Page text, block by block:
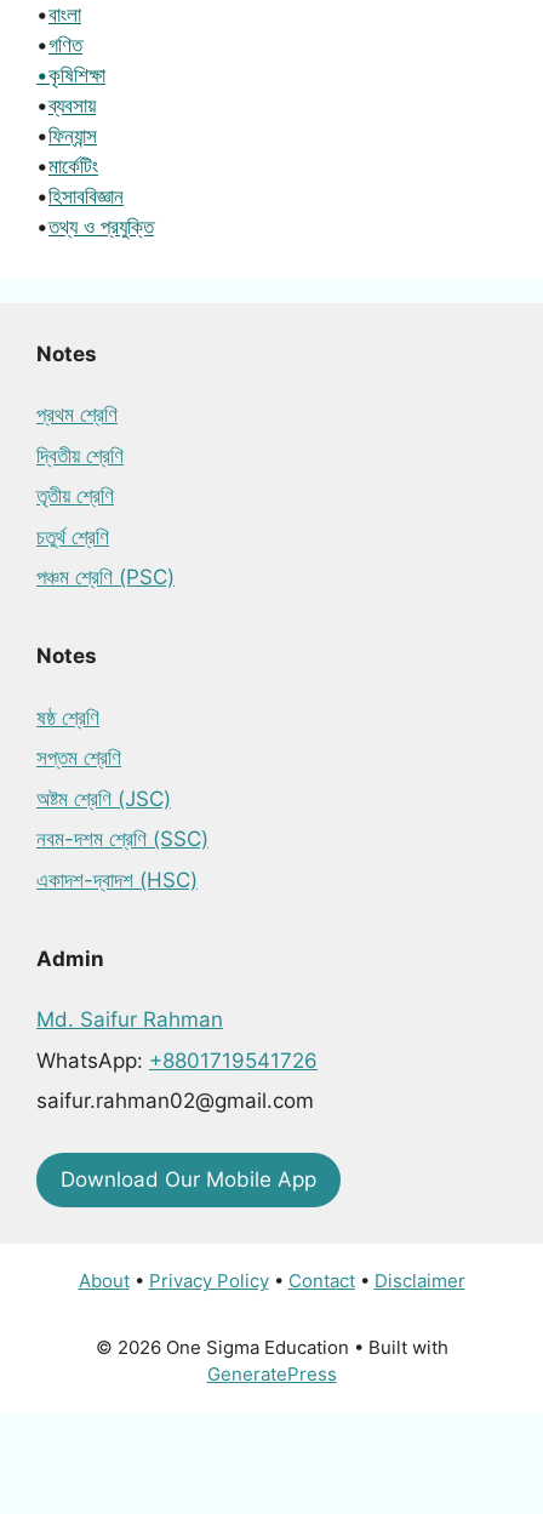
•বাংলা
•গণিত
•কৃষিশিক্ষা
•ব্যবসায়
•ফিন্যান্স
•মার্কেটিং
•হিসাববিজ্ঞান
•তথ্য ও প্রযুক্তি
Notes
প্রথম শ্রেণি
দ্বিতীয় শ্রেণি
তৃতীয় শ্রেণি
চতুর্থ শ্রেণি
পঞ্চম শ্রেণি (PSC)
Notes
ষষ্ঠ শ্রেণি
সপ্তম শ্রেণি
অষ্টম শ্রেণি (JSC)
নবম-দশম শ্রেণি (SSC)
একাদশ-দ্বাদশ (HSC)
Admin
Md. Saifur Rahman
WhatsApp: +8801719541726
saifur.rahman02@gmail.com
Download Our Mobile App
About• Privacy Policy• Contact• Disclaimer
© 2026 One Sigma Education • Built with
GeneratePress